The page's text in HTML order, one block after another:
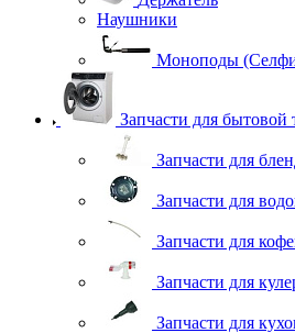
Наушники
Моноподы
Запчасти для бытовой
Запчасти для
Запчасти для
Запчасти для
Запчасти для
Запчасти для